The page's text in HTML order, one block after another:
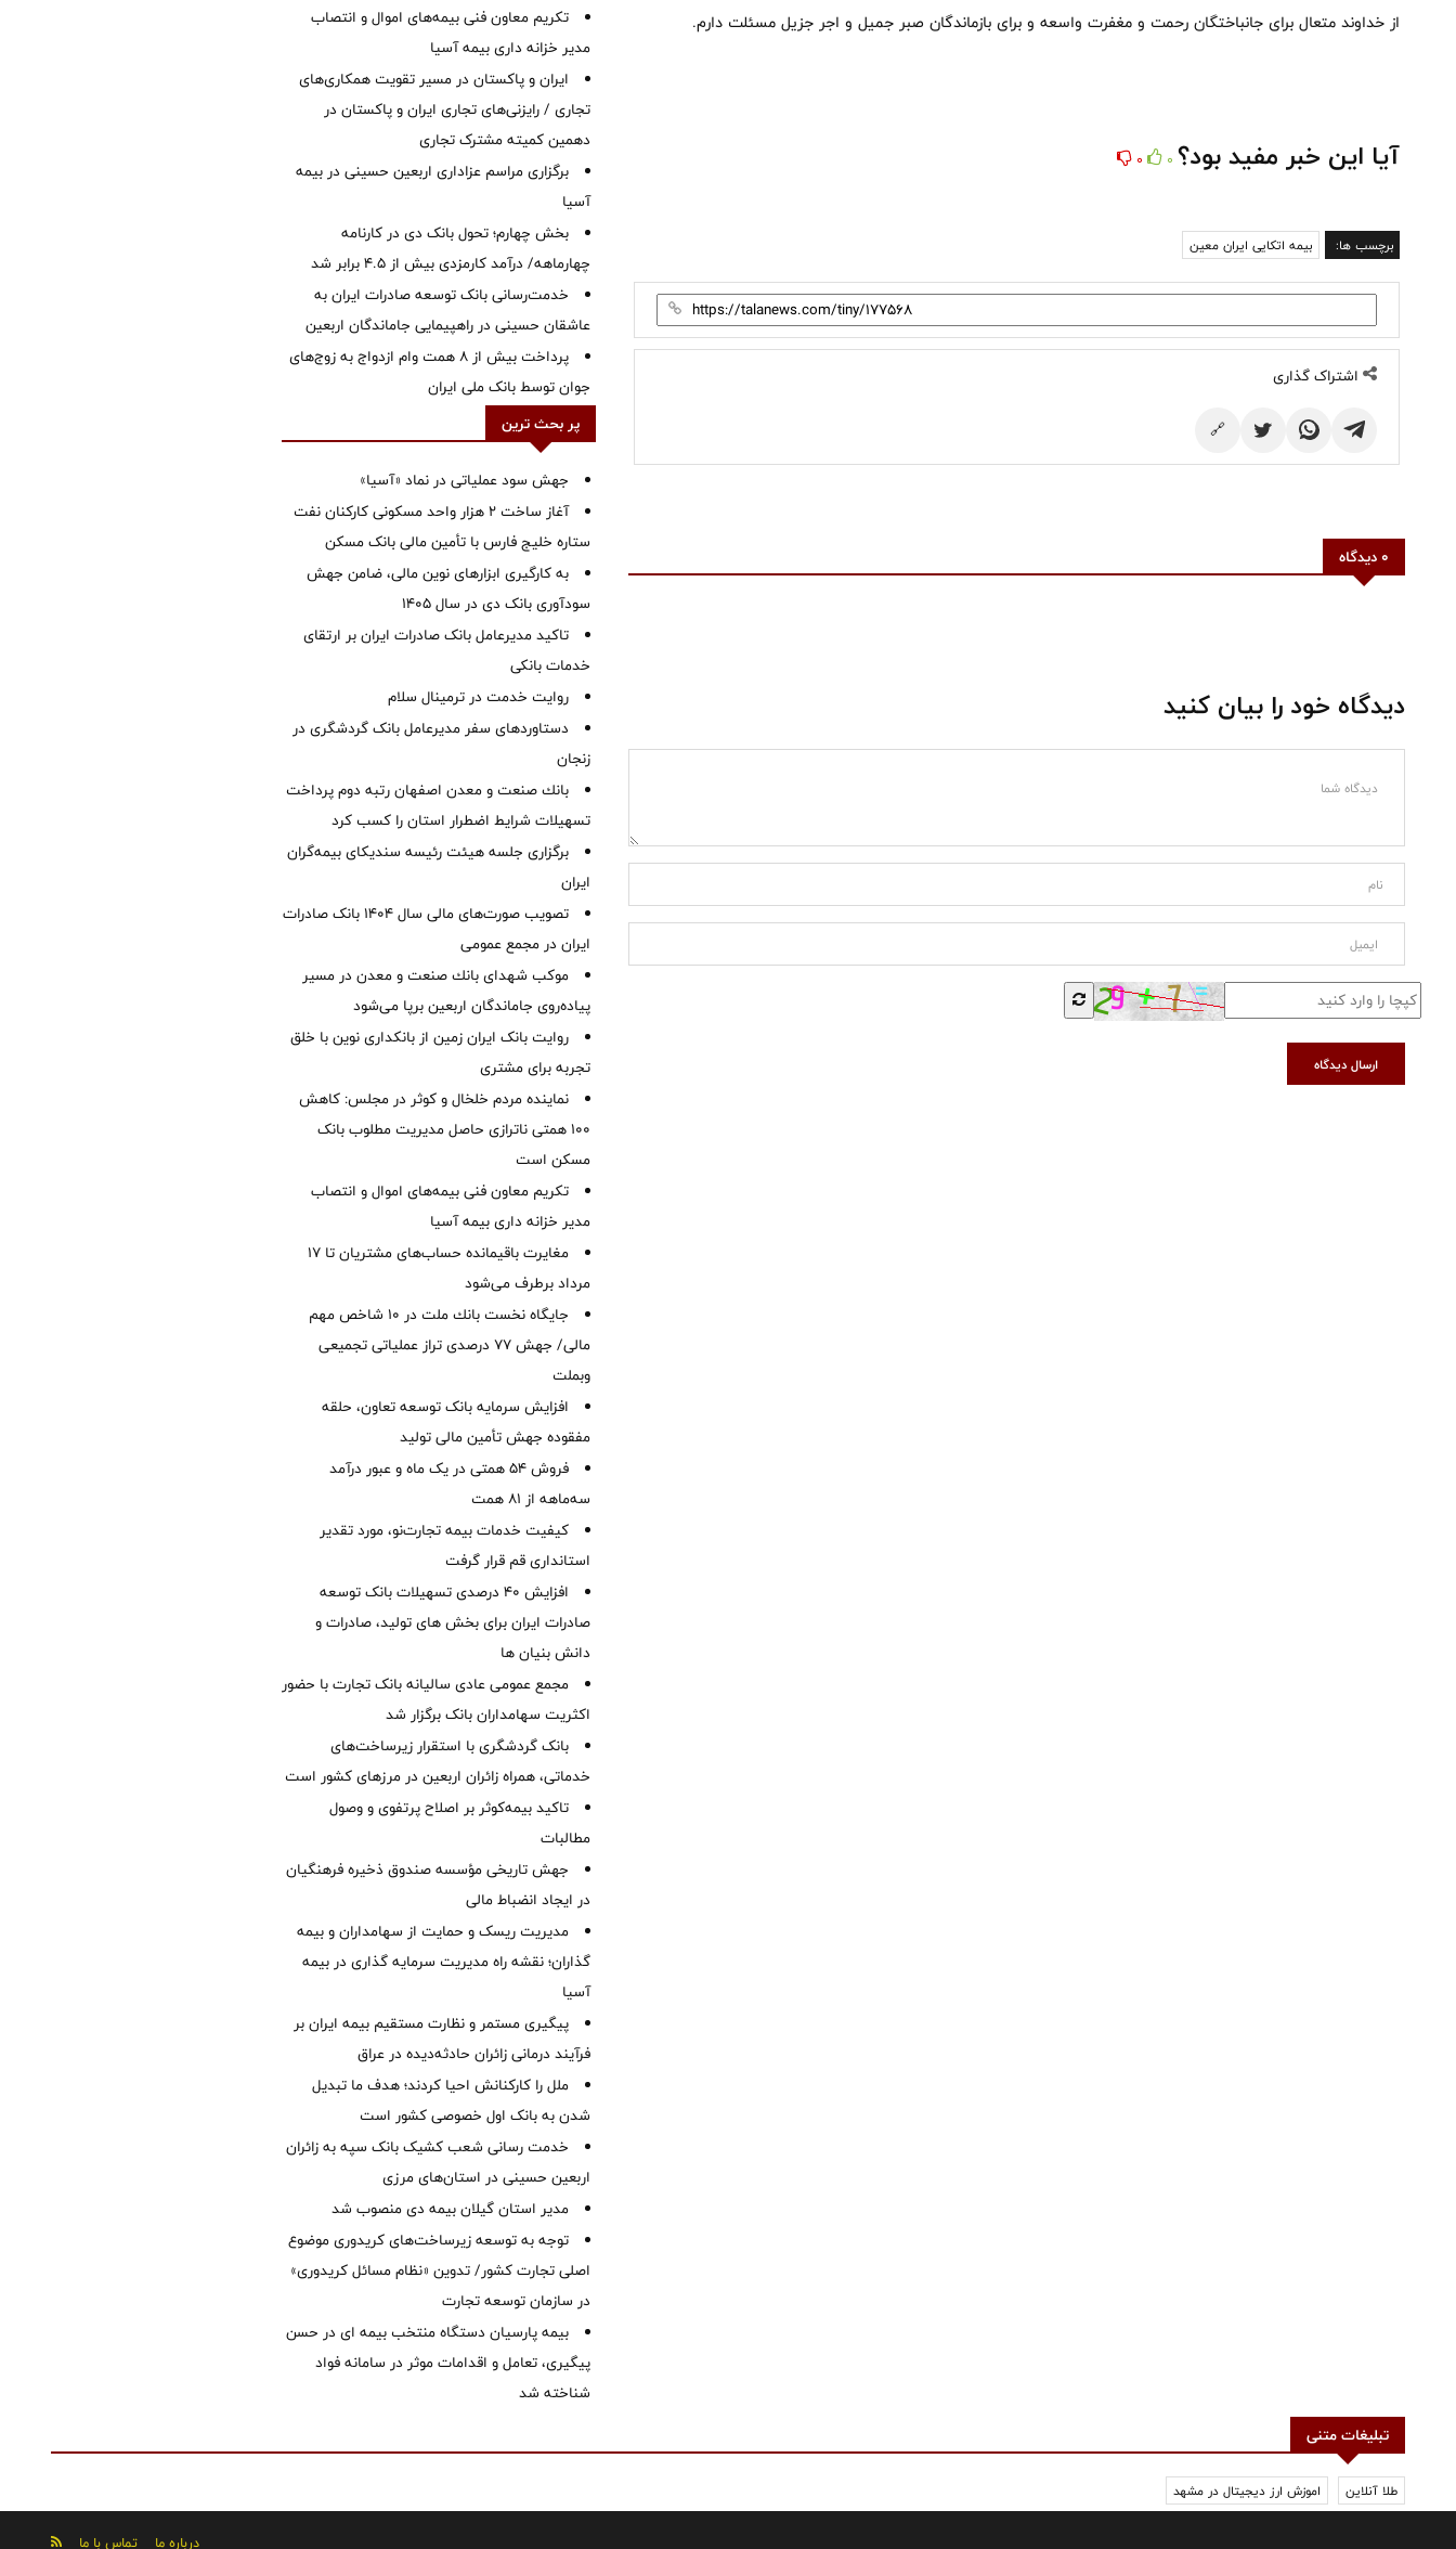
از خداوند متعال برای جانباختگان رحمت و مغفرت واسعه و برای بازماندگان صبر جمیل و اجر جزیل مسئلت دارم.
آیا این خبر مفید بود؟ 0
0
برچسب ها: بیمه اتکایی ایران معین
اشتراک گذاری
🔗
0 دیدگاه
دیدگاه خود را بیان کنید
ارسال دیدگاه
تکریم معاون فنی بیمه‌های اموال و انتصاب
مدیر خزانه داری بیمه آسیا
ایران و پاکستان در مسیر تقویت همکاری‌های
تجاری / رایزنی‌های تجاری ایران و پاکستان در
دهمین کمیته مشترک تجاری
برگزاری مراسم عزاداری اربعین حسینی در بیمه
آسیا
بخش چهارم؛ تحول بانک دی در کارنامه
چهارماهه/ درآمد کارمزدی بیش از ۴.۵ برابر شد
خدمت‌رسانی بانک توسعه صادرات ایران به
عاشقان حسینی در راهپیمایی جاماندگان اربعین
پرداخت بیش از ۸ همت وام ازدواج به زوج‌های
جوان توسط بانک ملی ایران
پر بحث ترین
جهش سود عملیاتی در نماد «آسیا»
آغاز ساخت ۲ هزار واحد مسکونی کارکنان نفت
ستاره خلیج فارس با تأمین مالی بانک مسکن
به کارگیری ابزارهای نوین مالی، ضامن جهش
سودآوری بانک دی در سال 1405
تاکید مدیرعامل بانک صادرات ایران بر ارتقای
خدمات بانکی
روایت خدمت در ترمینال سلام
دستاوردهای سفر مدیرعامل بانک گردشگری در
زنجان
بانك صنعت و معدن اصفهان رتبه دوم پرداخت
تسهیلات شرایط اضطرار استان را كسب كرد
برگزاری جلسه هیئت رئیسه سندیکای بیمه‌گران
ایران
تصویب صورت‌های مالی سال ۱۴۰۴ بانک صادرات
ایران در مجمع عمومی
موكب شهدای بانك صنعت و معدن در مسیر
پیاده‌روی جاماندگان اربعین برپا می‌شود
روایت بانک ایران زمین از بانکداری نوین با خلق
تجربه برای مشتری
نماینده مردم خلخال و کوثر در مجلس: کاهش
۱۰۰ همتی ناترازی حاصل مدیریت مطلوب بانک
مسکن است
تکریم معاون فنی بیمه‌های اموال و انتصاب
مدیر خزانه داری بیمه آسیا
مغایرت‌ باقیمانده حساب‌های مشتریان تا ۱۷
مرداد برطرف می‌شود
جایگاه نخست بانك ملت در 10 شاخص مهم
مالی/ جهش 77 درصدی تراز عملیاتی تجمیعی
وبملت
افزایش سرمایه بانک توسعه تعاون، حلقه
مفقوده جهش تأمین مالی تولید
فروش 54 همتی در یک ماه و عبور درآمد
سه‌ماهه از 81 همت
کیفیت خدمات بیمه تجارت‌نو، مورد تقدیر
استانداری قم قرار گرفت
افزایش 40 درصدی تسهیلات بانک توسعه
صادرات ایران برای بخش های تولید، صادرات و
دانش بنیان ها
مجمع عمومی عادی سالیانه بانک تجارت با حضور
اکثریت سهامداران بانک برگزار شد
بانک گردشگری با استقرار زیرساخت‌های
خدماتی، همراه زائران اربعین در مرزهای کشور است
تاکید بیمه‌کوثر بر اصلاح پرتفوی و وصول
مطالبات ‌
جهش تاریخی مؤسسه صندوق ذخیره فرهنگیان
در ایجاد انضباط مالی
مدیریت ریسک و حمایت از سهامداران و بیمه
گذاران؛ نقشه راه مدیریت سرمایه گذاری در بیمه
آسیا
پیگیری مستمر و نظارت مستقیم بیمه ایران بر
فرآیند درمانی زائران حادثه‌دیده در عراق
ملل را کارکنانش احیا کردند؛ هدف ما تبدیل
شدن به بانک اول خصوصی کشور است
خدمت رسانی شعب کشیک بانک سپه به زائران
اربعین حسینی در استان‌‌های مرزی
‌مدیر استان گیلان بیمه دی منصوب شد
توجه به توسعه زیرساخت‌های کریدوری موضوع
اصلی تجارت کشور/ تدوین «نظام مسائل کریدوری»
در سازمان توسعه تجارت
بیمه پارسیان دستگاه منتخب بیمه ای در حسن
پیگیری، تعامل و اقدامات موثر در سامانه فواد
شناخته شد
تبلیغات متنی
طلا آنلاین اموزش ارز دیجیتال در مشهد
درباره ما تماس با ما